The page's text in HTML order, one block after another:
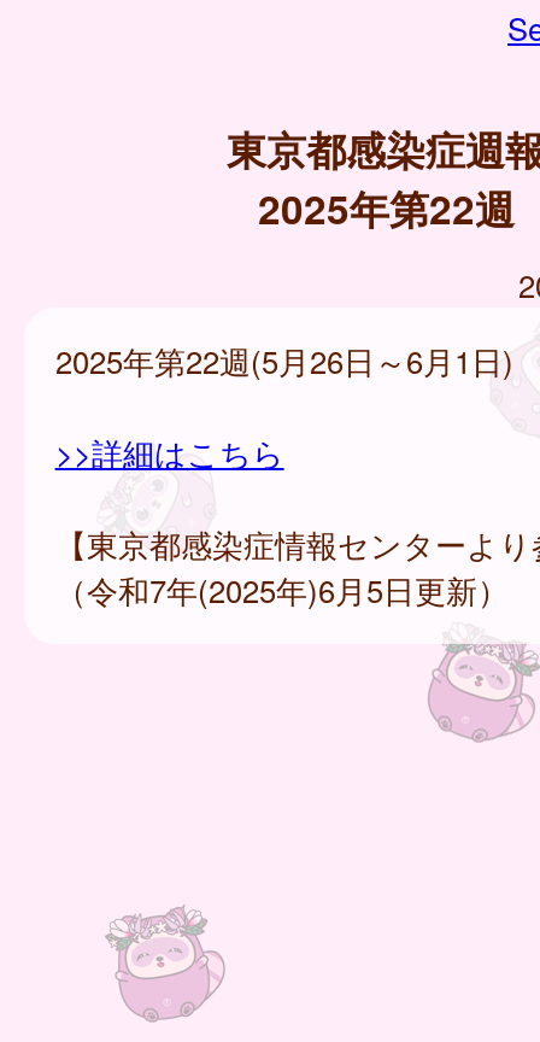
東京都感染症週
2025年第22週
2025年第22週(5月26日～6月1日)
>>詳細はこちら
【東京都感染症情報センターよ
（令和7年(2025年)6月5日更新）